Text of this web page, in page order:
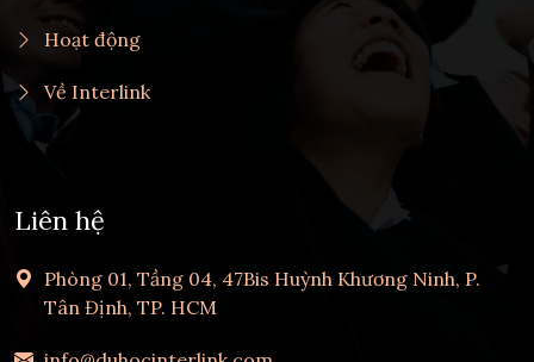
Hoạt động
Về Interlink
Liên hệ
Phòng 01, Tầng 04, 47Bis Huỳnh Khương Ninh, P.
Tân Định, TP. HCM